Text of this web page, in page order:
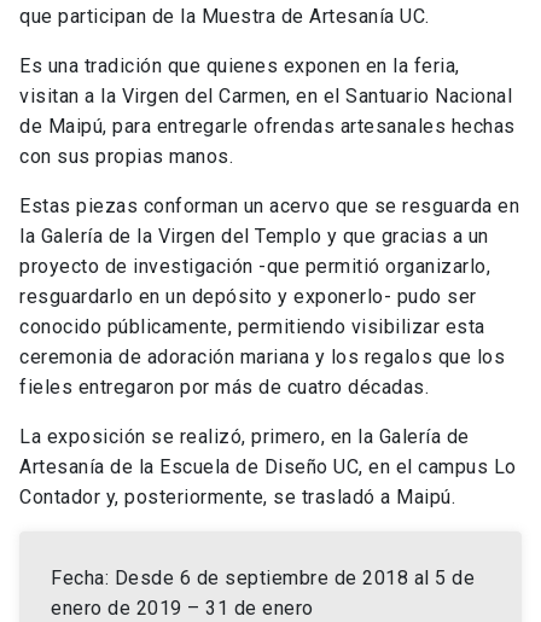
que participan de la Muestra de Artesanía UC.
Es una tradición que quienes exponen en la feria,
visitan a la Virgen del Carmen, en el Santuario Nacional
de Maipú, para entregarle ofrendas artesanales hechas
con sus propias manos.
Estas piezas conforman un acervo que se resguarda en
la Galería de la Virgen del Templo y que gracias a un
proyecto de investigación -que permitió organizarlo,
resguardarlo en un depósito y exponerlo- pudo ser
conocido públicamente, permitiendo visibilizar esta
ceremonia de adoración mariana y los regalos que los
fieles entregaron por más de cuatro décadas.
La exposición se realizó, primero, en la Galería de
Artesanía de la Escuela de Diseño UC, en el campus Lo
Contador y, posteriormente, se trasladó a Maipú.
Fecha: Desde 6 de septiembre de 2018 al 5 de
enero de 2019 – 31 de enero